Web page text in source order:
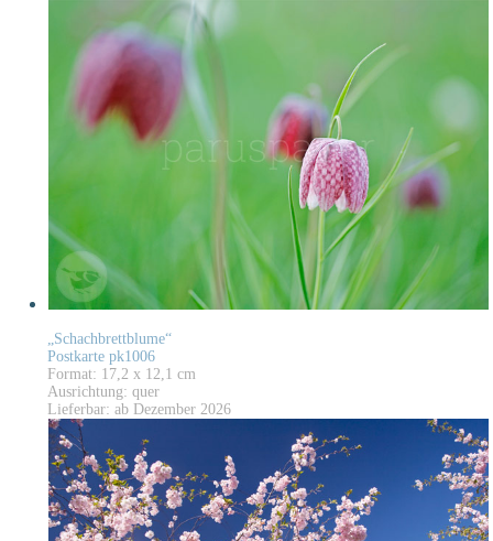
„Schachbrettblume“
Postkarte pk1006
Format: 17,2 x 12,1 cm
Ausrichtung: quer
Lieferbar: ab Dezember 2026